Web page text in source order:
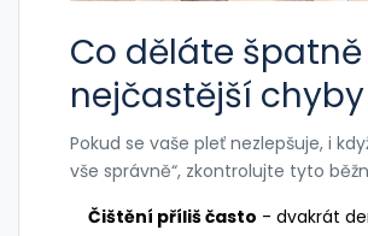
Co děláte
nejčastější chyby
Pokud se vaše pleť nezlepšuje, i
vše správně“, zkontrolujte tyto
Čištění příliš často - dvakrát